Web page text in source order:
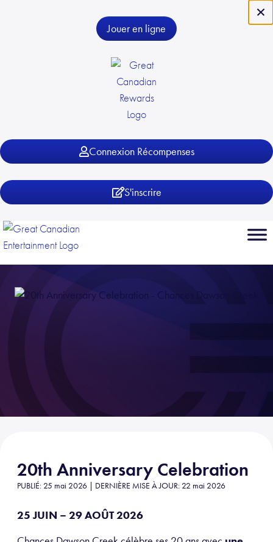
Jouer en ligne
Connexion Récompenses
S'inscrire
20th Anniversary Celebration
PUBLIÉ: 25 mai 2026 | DERNIÈRE MISE À JOUR: 22 mai 2026
25 JUIN – 29 AOÛT 2026
×